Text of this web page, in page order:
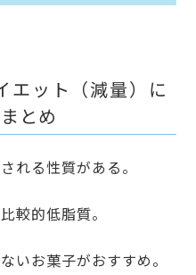
エット（減量）に
とめ
れる性質がある。
較的低脂質。
いお菓子がおすすめ。